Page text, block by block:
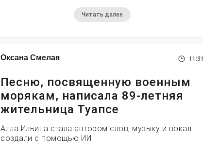
Читать далее
Оксана Смелая 11:31
Песню, посвященную военным
морякам, написала 89-летняя
жительница Туапсе
Алла Ильина стала автором слов, музыку и вокал
создали с помощью ИИ